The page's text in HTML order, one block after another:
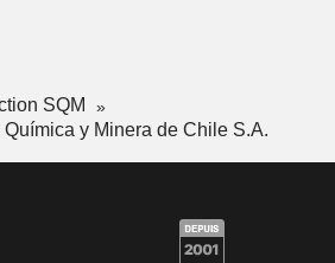
SQM
y Minera de Chile S.A.